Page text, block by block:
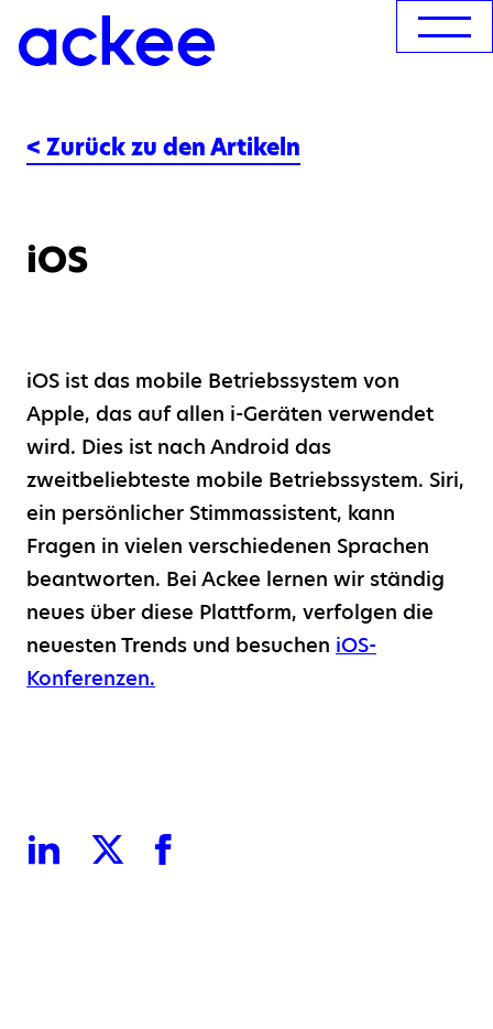
< Zurück zu den Artikeln
iOS
iOS ist das mobile Betriebssystem von
Apple, das auf allen i-Geräten verwendet
wird. Dies ist nach Android das
zweitbeliebteste mobile Betriebssystem. Siri,
ein persönlicher Stimmassistent, kann
Fragen in vielen verschiedenen Sprachen
beantworten. Bei Ackee lernen wir ständig
neues über diese Plattform, verfolgen die
neuesten Trends und besuchen iOS-
Konferenzen.